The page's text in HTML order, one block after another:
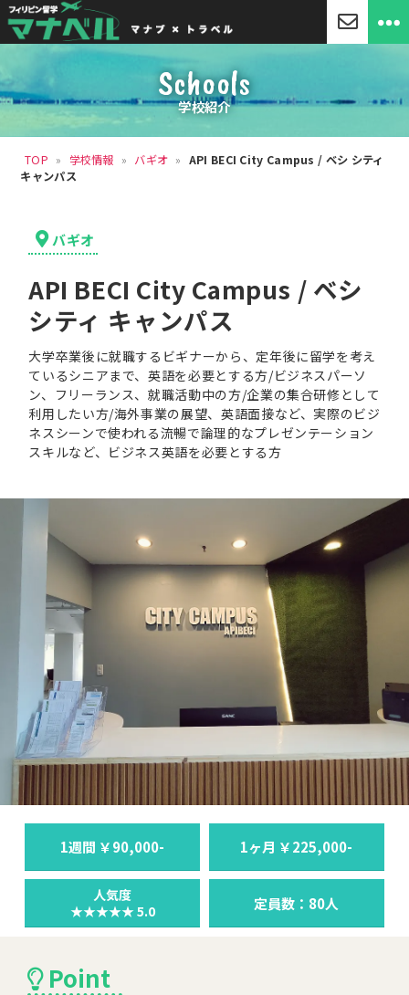
「マ
ベ
ル」
セ
学・
Schools
学校紹介
TOP » 学校情報 » バギオ » API BECI City Campus / ベシ シティ
キャンパス
リ
ー
バギオ
API BECI City Campus / ベシ
シティ キャンパス
大学卒業後に就職するビギナーから、定年後に留学を考え
ているシニアまで、英語を必要とする方/ビジネスパーソ
ン、フリーランス、就職活動中の方/企業の集合研修として
利用したい方/海外事業の展望、英語面接など、実際のビジ
ネスシーンで使われる流暢で論理的なプレゼンテーション
スキルなど、ビジネス英語を必要とする方
1週間 ￥90,000- 1ヶ月 ￥225,000-
★★★★★ 5.0 定員数：80人
Point